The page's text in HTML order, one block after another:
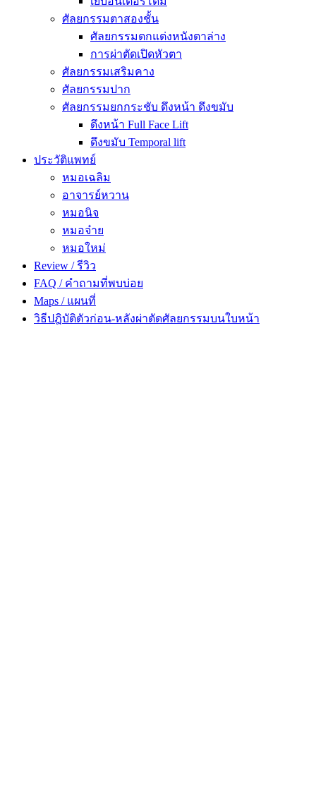
ศัลยกรรมตาสองชั้น
ศัลยกรรมตกแต่งหนังตาล่าง
การผ่าตัดเปิดหัวตา
ศัลยกรรมเสริมคาง
ศัลยกรรมปาก
ศัลยกรรมยกกระชับ ดึงหน้า ดึงขมับ
ดึงหน้า Full Face Lift
ดึงขมับ Temporal lift
ประวัติแพทย์
หมอเฉลิม
อาจารย์หวาน
หมอนิจ
หมอจ๋าย
หมอใหม่
Review / รีวิว
FAQ / คำถามที่พบบ่อย
Maps / แผนที่
วิธีปฎิบัติตัวก่อน-หลังผ่าตัดศัลยกรรมบนใบหน้า